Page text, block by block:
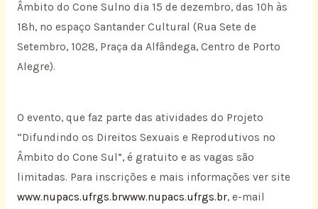
Âmbito do Cone Sulno dia 15 de dezembro, das 10h às
18h, no espaço Santander Cultural (Rua Sete de
Setembro, 1028, Praça da Alfândega, Centro de Porto
Alegre).
O evento, que faz parte das atividades do Projeto
“Difundindo os Direitos Sexuais e Reprodutivos no
Âmbito do Cone Sul”, é gratuito e as vagas são
limitadas. Para inscrições e mais informações ver site
www.nupacs.ufrgs.brwww.nupacs.ufrgs.br, e-mail